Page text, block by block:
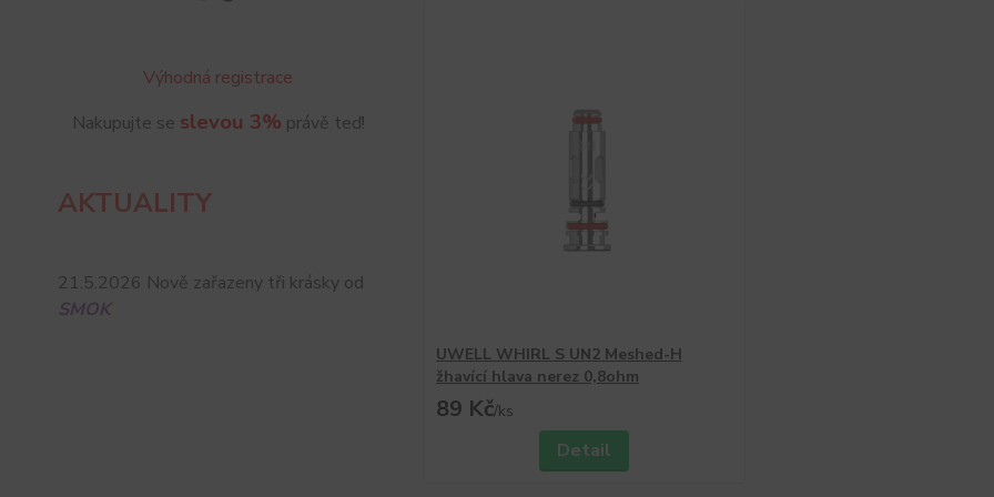
Výhodná registrace
Nakupujte se slevou 3% právě teď!
AKTUALITY
21.5.2026 Nově zařazeny tři krásky od
SMOK
UWELL WHIRL S UN2 Meshed-H
žhavící hlava nerez 0,8ohm
89 Kč/ks
Detail